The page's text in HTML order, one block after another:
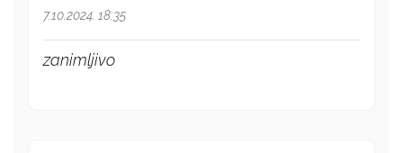
7.10.2024. 18:35
zanimljivo